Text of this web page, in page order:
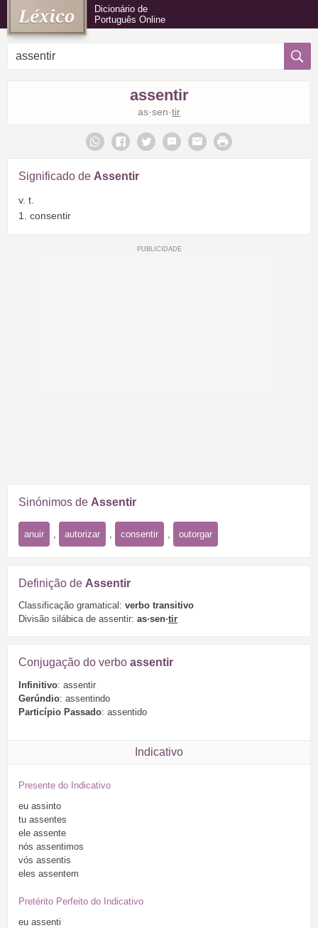
Dicionário de
Português Online
assentir
as·sen·tir
Significado de Assentir
v. t.
1. consentir
Sinónimos de Assentir
anuir autorizar consentir outorgar
Definição de Assentir
Classificação gramatical: verbo transitivo
Divisão silábica de assentir: as·sen·tir
Conjugação do verbo assentir
Infinitivo: assentir
Gerúndio: assentindo
Particípio Passado: assentido
Indicativo
Presente do Indicativo
eu assinto
tu assentes
ele assente
nós assentimos
vós assentis
eles assentem
Pretérito Perfeito do Indicativo
eu assenti